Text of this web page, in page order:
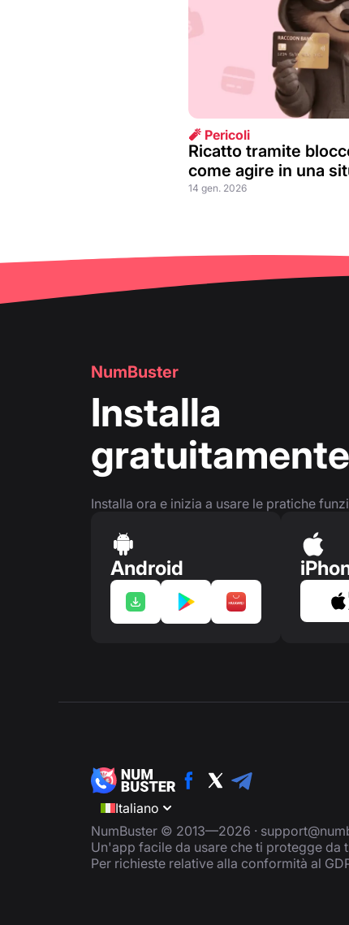
🧨 Pericoli
Ricatto tramite
come agire in una
14 gen. 2026
NumBuster
Installa
gratuitamente
Installa ora e inizia a usare le pratiche
Android
Italiano
NumBuster © 2013—2026 ·
Un'app facile da usare che ti protegge da
Per richieste relative alla conformità al